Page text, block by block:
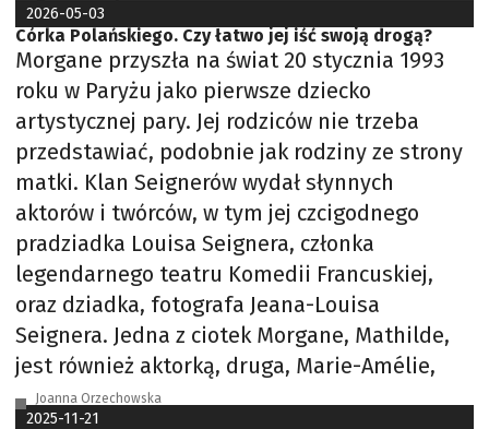
2026-05-03
Córka Polańskiego. Czy łatwo jej iść swoją drogą?
Morgane przyszła na świat 20 stycznia 1993
roku w Paryżu jako pierwsze dziecko
artystycznej pary. Jej rodziców nie trzeba
przedstawiać, podobnie jak rodziny ze strony
matki. Klan Seignerów wydał słynnych
aktorów i twórców, w tym jej czcigodnego
pradziadka Louisa Seignera, członka
legendarnego teatru Komedii Francuskiej,
oraz dziadka, fotografa Jeana-Louisa
Seignera. Jedna z ciotek Morgane, Mathilde,
jest również aktorką, druga, Marie-Amélie,
Joanna Orzechowska
2025-11-21